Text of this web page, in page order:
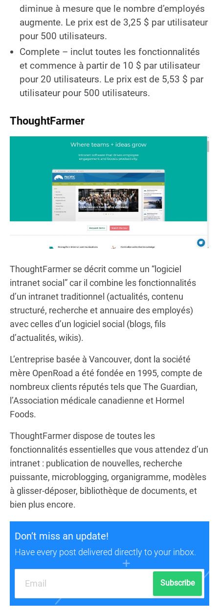
diminue à mesure que le nombre d’employés
augmente. Le prix est de 3,25 $ par utilisateur
pour 500 utilisateurs.
Complete – inclut toutes les fonctionnalités
et commence à partir de 10 $ par utilisateur
pour 20 utilisateurs. Le prix est de 5,53 $ par
utilisateur pour 500 utilisateurs.
ThoughtFarmer
ThoughtFarmer se décrit comme un “logiciel
intranet social” car il combine les fonctionnalités
d’un intranet traditionnel (actualités, contenu
structuré, recherche et annuaire des employés)
avec celles d’un logiciel social (blogs, fils
d’actualités, wikis).
L’entreprise basée à Vancouver, dont la société
mère OpenRoad a été fondée en 1995, compte de
nombreux clients réputés tels que The Guardian,
l’Association médicale canadienne et Hormel
Foods.
ThoughtFarmer dispose de toutes les
fonctionnalités essentielles que vous attendez d’un
intranet : publication de nouvelles, recherche
puissante, microblogging, organigramme, modèles
à glisser-déposer, bibliothèque de documents, et
bien plus encore.
Don’t miss an update!
Have every post delivered directly to your inbox.
Subscribe